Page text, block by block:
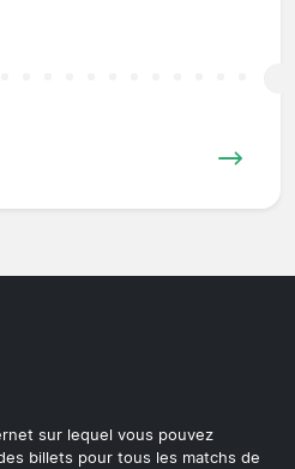
sur lequel vous pouvez
billets pour tous les matchs de